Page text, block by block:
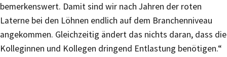
bemerkenswert. Damit sind wir nach Jahren der roten
Laterne bei den Löhnen endlich auf dem Branchenniveau
angekommen. Gleichzeitig ändert das nichts daran, dass die
Kolleginnen und Kollegen dringend Entlastung benötigen.“